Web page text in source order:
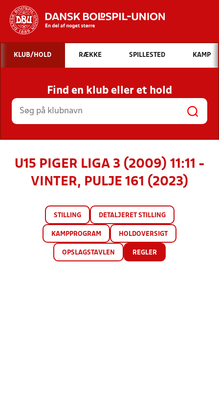
Hvad vil du søge efter?
INDHOLD OG NYHEDER
STILLINGER, RESULTATER, KLUBBER OG
HOLD
KLUB/HOLD RÆKKE SPILLESTED KAMP
Find en klub eller et hold
U15 PIGER LIGA 3 (2009) 11:11 -
VINTER, PULJE 161 (2023)
STILLING DETALJERET STILLING
KAMPPROGRAM HOLDOVERSIGT
OPSLAGSTAVLEN REGLER